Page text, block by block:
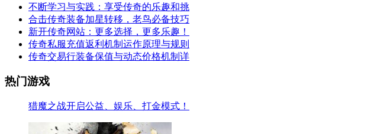
不断学习与实践：享受传奇的乐趣和挑
合击传奇装备加星转移，老鸟必备技巧
新开传奇网站：更多选择，更多乐趣！
传奇私服充值返利机制运作原理与规则
传奇交易行装备保值与动态价格机制详
热门游戏
猎魔之战开启公益、娱乐、打金模式！